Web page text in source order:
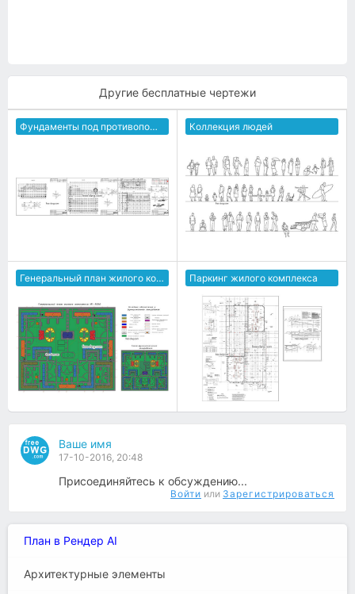
Другие бесплатные чертежи
Фундаменты под противопожарные стены Коллекция людей
Генеральный план жилого комплекса Паркинг жилого комплекса
Ваше имя
17-10-2016, 20:48
Присоединяйтесь к обсуждению...
Войти или Зарегистрироваться
План в Рендер AI
Архитектурные элементы